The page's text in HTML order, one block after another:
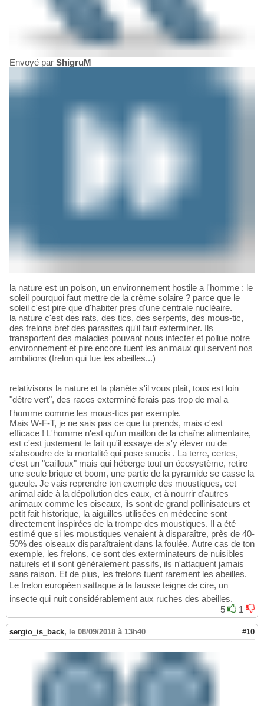
Envoyé par ShigruM
la nature est un poison, un environnement hostile a l'homme : le
soleil pourquoi faut mettre de la crème solaire ? parce que le
soleil c'est pire que d'habiter pres d'une centrale nucléaire.
la nature c'est des rats, des tics, des serpents, des mous-tic,
des frelons bref des parasites qu'il faut exterminer. Ils
transportent des maladies pouvant nous infecter et pollue notre
environnement et pire encore tuent les animaux qui servent nos
ambitions (frelon qui tue les abeilles...)
relativisons la nature et la planète s'il vous plait, tous est loin
"dêtre vert", des races exterminé ferais pas trop de mal a
l'homme comme les mous-tics par exemple.
Mais W-F-T, je ne sais pas ce que tu prends, mais c'est
efficace ! L'homme n'est qu'un maillon de la chaîne alimentaire,
est c'est justement le fait qu'il essaye de s'y élever ou de
s'absoudre de la mortalité qui pose soucis . La terre, certes,
c'est un "cailloux" mais qui héberge tout un écosystème, retire
une seule brique et boom, une partie de la pyramide se casse la
gueule. Je vais reprendre ton exemple des moustiques, cet
animal aide à la dépollution des eaux, et à nourrir d'autres
animaux comme les oiseaux, ils sont de grand pollinisateurs et
petit fait historique, la aiguilles utilisées en médecine sont
directement inspirées de la trompe des moustiques. Il a été
estimé que si les moustiques venaient à disparaître, près de 40-
50% des oiseaux disparaîtraient dans la foulée. Autre cas de ton
exemple, les frelons, ce sont des exterminateurs de nuisibles
naturels et il sont généralement passifs, ils n'attaquent jamais
sans raison. Et de plus, les frelons tuent rarement les abeilles.
Le frelon européen sattaque à la fausse teigne de cire, un
insecte qui nuit considérablement aux ruches des abeilles.
5
1
sergio_is_back, le 08/09/2018 à 13h40 #10